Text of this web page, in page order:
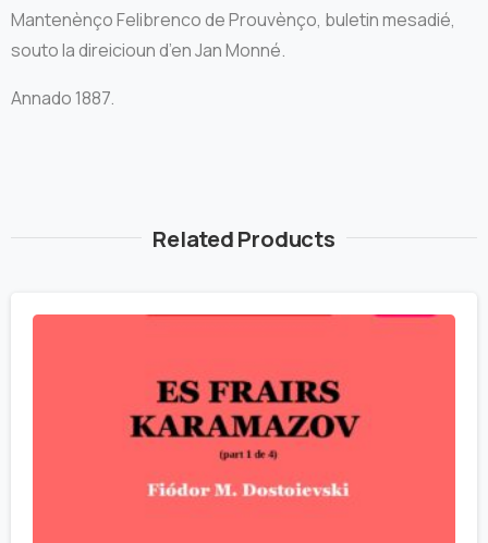
Mantenènço Felibrenco de Prouvènço, buletin mesadié,
souto la direicioun d’en Jan Monné.
Annado 1887.
Related Products